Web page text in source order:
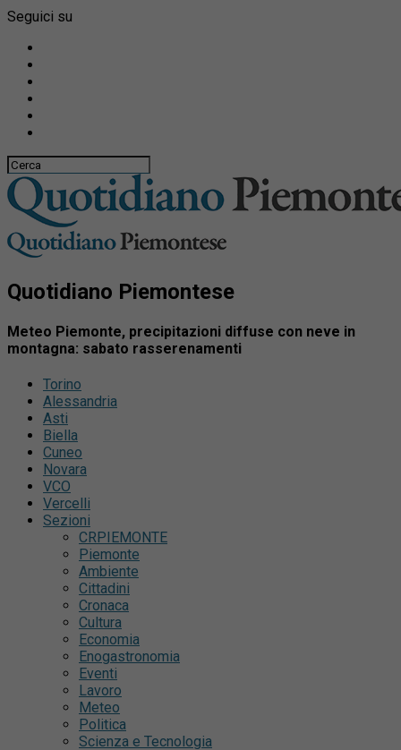
Seguici su
Quotidiano Piemontese
Meteo Piemonte, precipitazioni diffuse con neve in
montagna: sabato rasserenamenti
Torino
Alessandria
Asti
Biella
Cuneo
Novara
VCO
Vercelli
Sezioni
CRPIEMONTE
Piemonte
Ambiente
Cittadini
Cronaca
Cultura
Economia
Enogastronomia
Eventi
Lavoro
Meteo
Politica
Scienza e Tecnologia